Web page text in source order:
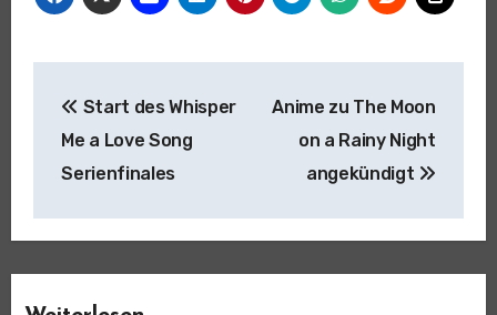
Start des Whisper
Me a Love Song
Serienfinales
Anime zu The Moon
on a Rainy Night
angekündigt